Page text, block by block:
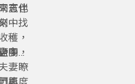
志伴
賓也
中找
、同
穫，
間，
多可
中遇
妻瞭
再度
能悄